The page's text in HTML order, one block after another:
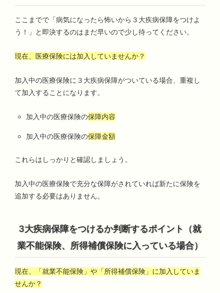
ここまでで「病気になったら怖いから３大疾病保障をつけよ
う！」と即決するのはまだ早いので少し待ってください。
現在、医療保険には加入していませんか？
加入中の医療保険に３大疾病保障がついている場合、重複し
て加入することになります。
加入中の医療保険の保障内容
加入中の医療保険の保障金額
これらはしっかりと確認しましょう。
加入中の医療保険で充分な保障がされていれば新たに保険を
追加する必要はありません。
3大疾病保障をつけるか判断するポイント（就
業不能保険、所得補償保険に入っている場合）
現在、「就業不能保険」や「所得補償保険」に加入していま
せんか？